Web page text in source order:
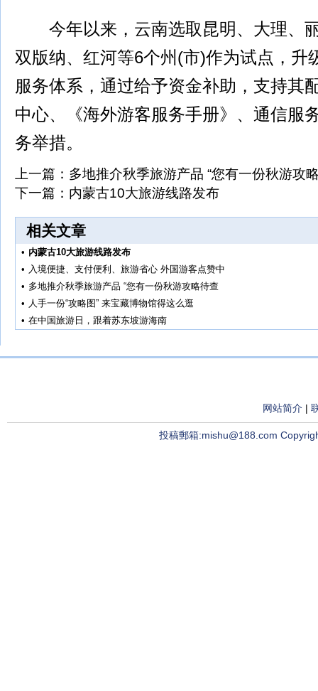
今年以来，云南选取昆明、大理、
双版纳、红河等6个州(市)作为试点，升
服务体系，通过给予资金补助，支持其
中心、《海外游客服务手册》、通信服
务举措。
上一篇： 多地推介秋季旅游产品 “您有一份秋游攻
下一篇： 内蒙古10大旅游线路发布
相关文章
• 内蒙古10大旅游线路发布
• 入境便捷、支付便利、旅游省心 外国游客点赞中
• 多地推介秋季旅游产品 “您有一份秋游攻略待查
• 人手一份“攻略图” 来宝藏博物馆得这么逛
• 在中国旅游日，跟着苏东坡游海南
网站简介 |
投稿郵箱:mishu@188.com